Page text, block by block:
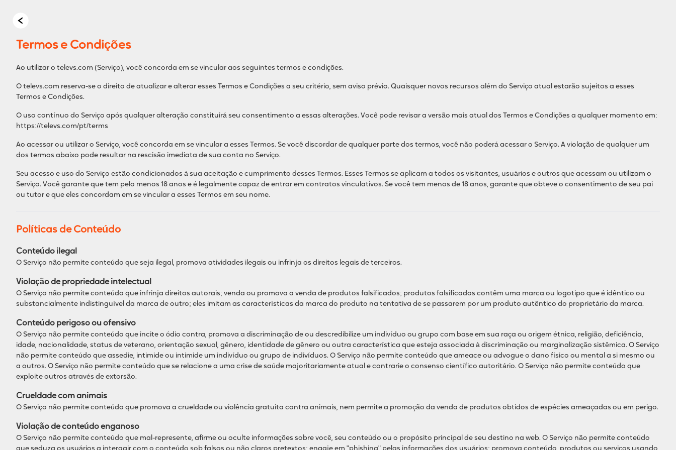
Termos e Condições
Ao utilizar o televs.com (Serviço), você concorda em se vincular aos seguintes termos e condições.
O televs.com reserva-se o direito de atualizar e alterar esses Termos e Condições a seu critério, sem aviso prévio. Quaisquer novos recursos além do Serviço atual estarão sujeitos a esses
Termos e Condições.
O uso contínuo do Serviço após qualquer alteração constituirá seu consentimento a essas alterações. Você pode revisar a versão mais atual dos Termos e Condições a qualquer momento em:
https://televs.com/pt/terms
Ao acessar ou utilizar o Serviço, você concorda em se vincular a esses Termos. Se você discordar de qualquer parte dos termos, você não poderá acessar o Serviço. A violação de qualquer um
dos termos abaixo pode resultar na rescisão imediata de sua conta no Serviço.
Seu acesso e uso do Serviço estão condicionados à sua aceitação e cumprimento desses Termos. Esses Termos se aplicam a todos os visitantes, usuários e outros que acessam ou utilizam o
Serviço. Você garante que tem pelo menos 18 anos e é legalmente capaz de entrar em contratos vinculativos. Se você tem menos de 18 anos, garante que obteve o consentimento de seu pai
ou tutor e que eles concordam em se vincular a esses Termos em seu nome.
Políticas de Conteúdo
Conteúdo ilegal
O Serviço não permite conteúdo que seja ilegal, promova atividades ilegais ou infrinja os direitos legais de terceiros.
Violação de propriedade intelectual
O Serviço não permite conteúdo que infrinja direitos autorais; venda ou promova a venda de produtos falsificados; produtos falsificados contêm uma marca ou logotipo que é idêntico ou
substancialmente indistinguível da marca de outro; eles imitam as características da marca do produto na tentativa de se passarem por um produto autêntico do proprietário da marca.
Conteúdo perigoso ou ofensivo
O Serviço não permite conteúdo que incite o ódio contra, promova a discriminação de ou descredibilize um indivíduo ou grupo com base em sua raça ou origem étnica, religião, deficiência,
idade, nacionalidade, status de veterano, orientação sexual, gênero, identidade de gênero ou outra característica que esteja associada à discriminação ou marginalização sistêmica. O Serviço
não permite conteúdo que assedie, intimide ou intimide um indivíduo ou grupo de indivíduos. O Serviço não permite conteúdo que ameace ou advogue o dano físico ou mental a si mesmo ou
a outros. O Serviço não permite conteúdo que se relacione a uma crise de saúde majoritariamente atual e contrarie o consenso científico autoritário. O Serviço não permite conteúdo que
exploite outros através de extorsão.
Crueldade com animais
O Serviço não permite conteúdo que promova a crueldade ou violência gratuita contra animais, nem permite a promoção da venda de produtos obtidos de espécies ameaçadas ou em perigo.
Violação de conteúdo enganoso
O Serviço não permite conteúdo que mal-represente, afirme ou oculte informações sobre você, seu conteúdo ou o propósito principal de seu destino na web. O Serviço não permite conteúdo